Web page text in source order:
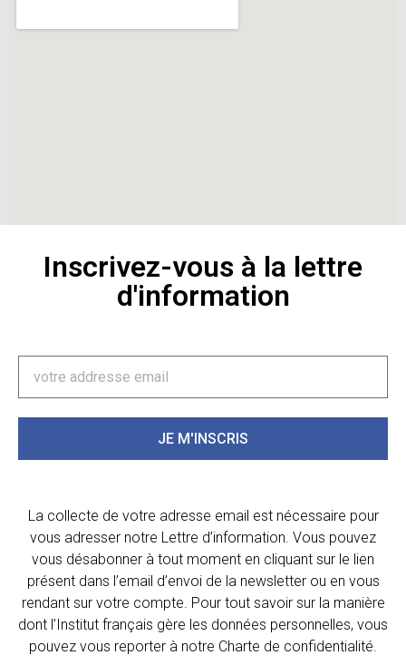
Inscrivez-vous à la lettre
d'information
JE M'INSCRIS
La collecte de votre adresse email est nécessaire pour
vous adresser notre Lettre d’information. Vous pouvez
vous désabonner à tout moment en cliquant sur le lien
présent dans l’email d’envoi de la newsletter ou en vous
rendant sur votre compte. Pour tout savoir sur la manière
dont l’Institut français gère les données personnelles, vous
pouvez vous reporter à notre Charte de confidentialité.